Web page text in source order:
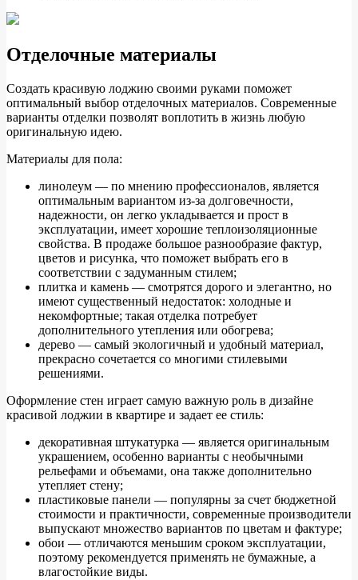
Отделочные материалы
Создать красивую лоджию своими руками поможет
оптимальный выбор отделочных материалов. Современные
варианты отделки позволят воплотить в жизнь любую
оригинальную идею.
Материалы для пола:
линолеум — по мнению профессионалов, является
оптимальным вариантом из-за долговечности,
надежности, он легко укладывается и прост в
эксплуатации, имеет хорошие теплоизоляционные
свойства. В продаже большое разнообразие фактур,
цветов и рисунка, что поможет выбрать его в
соответствии с задуманным стилем;
плитка и камень — смотрятся дорого и элегантно, но
имеют существенный недостаток: холодные и
некомфортные; такая отделка потребует
дополнительного утепления или обогрева;
дерево — самый экологичный и удобный материал,
прекрасно сочетается со многими стилевыми
решениями.
Оформление стен играет самую важную роль в дизайне
красивой лоджии в квартире и задает ее стиль:
декоративная штукатурка — является оригинальным
украшением, особенно варианты с необычными
рельефами и объемами, она также дополнительно
утепляет стену;
пластиковые панели — популярны за счет бюджетной
стоимости и практичности, современные производители
выпускают множество вариантов по цветам и фактуре;
обои — отличаются меньшим сроком эксплуатации,
поэтому рекомендуется применять не бумажные, а
влагостойкие виды.